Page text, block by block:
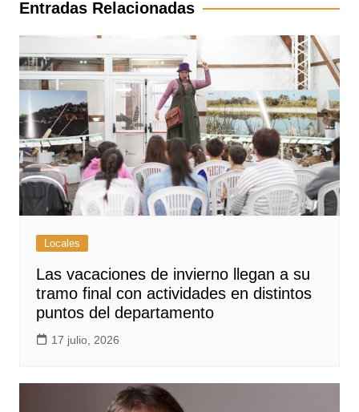
Entradas Relacionadas
Locales
Las vacaciones de invierno llegan a su
tramo final con actividades en distintos
puntos del departamento
17 julio, 2026